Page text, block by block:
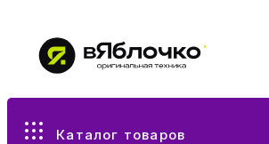
Каталог товаров
Все разделы каталога